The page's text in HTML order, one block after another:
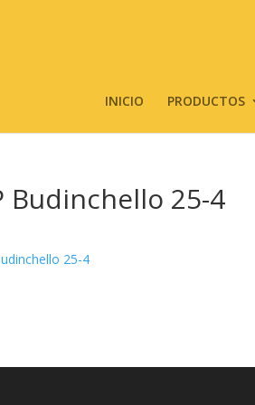
INICIO PRODUCTOS
Budinchello 25-4
25-4